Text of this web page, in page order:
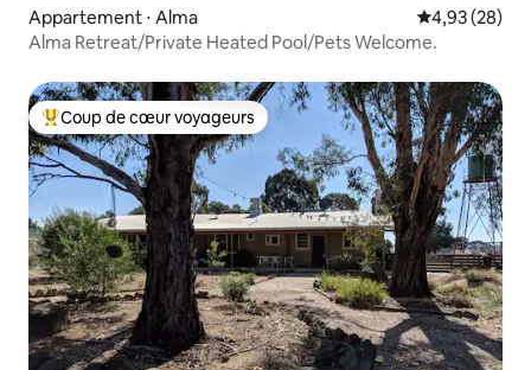
Appartement ⋅ Alma Évaluation
4,93 (28)
Alma Retreat/Private Heated Pool/Pets Welcome.
Coups de cœur voyageurs les plus appréciés
Coup de cœur voyageurs